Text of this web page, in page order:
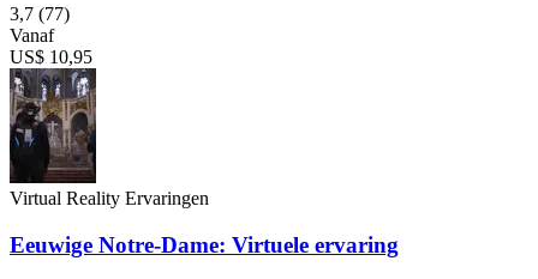
3,7 (77)
Vanaf
US$ 10,95
Virtual Reality Ervaringen
Eeuwige Notre-Dame: Virtuele ervaring